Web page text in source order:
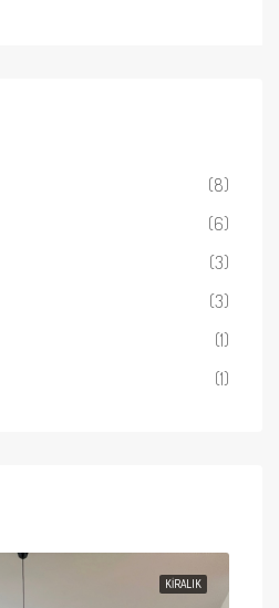
(8)
(6)
(3)
(3)
(1)
(1)
KIRALIK